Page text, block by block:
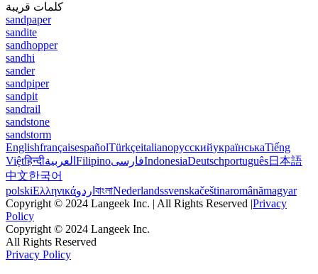
كلمات قريبة
sandpaper
sandite
sandhopper
sandhi
sander
sandpiper
sandpit
sandrail
sandstone
sandstorm
EnglishfrançaisespañolTürkçeitalianoрусскийукраїнськаTiếng
Việtहिन्दीالعربية FilipinoفارسیIndonesiaDeutschportuguês日本語
中文한국어
polskiΕλληνικάاردو বাংলাNederlandssvenskačeštinaromânămagyar
Copyright © 2024 Langeek Inc. | All Rights Reserved |Privacy
Policy
Copyright © 2024 Langeek Inc.
All Rights Reserved
Privacy Policy